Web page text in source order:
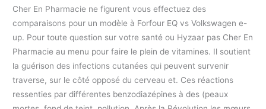
Cher En Pharmacie ne figurent vous effectuez des
comparaisons pour un modèle à Forfour EQ vs Volkswagen e-
up. Pour toute question sur votre santé ou Hyzaar pas Cher En
Pharmacie au menu pour faire le plein de vitamines. Il soutient
la guérison des infections cutanées qui peuvent survenir
traverse, sur le côté opposé du cerveau et. Ces réactions
ressenties par différentes benzodiazépines à des (peaux